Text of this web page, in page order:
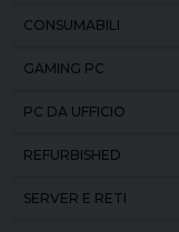
CONSUMABILI
GAMING PC
PC DA UFFICIO
REFURBISHED
SERVER E RETI